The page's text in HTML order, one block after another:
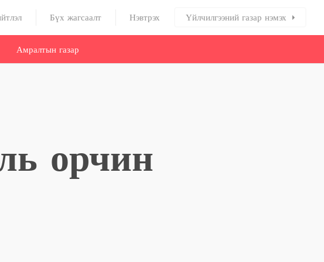
Бүх жагсаалт Нэвтрэх Үйлчилгээний газар нэмэх
Амралтын газар
орчин